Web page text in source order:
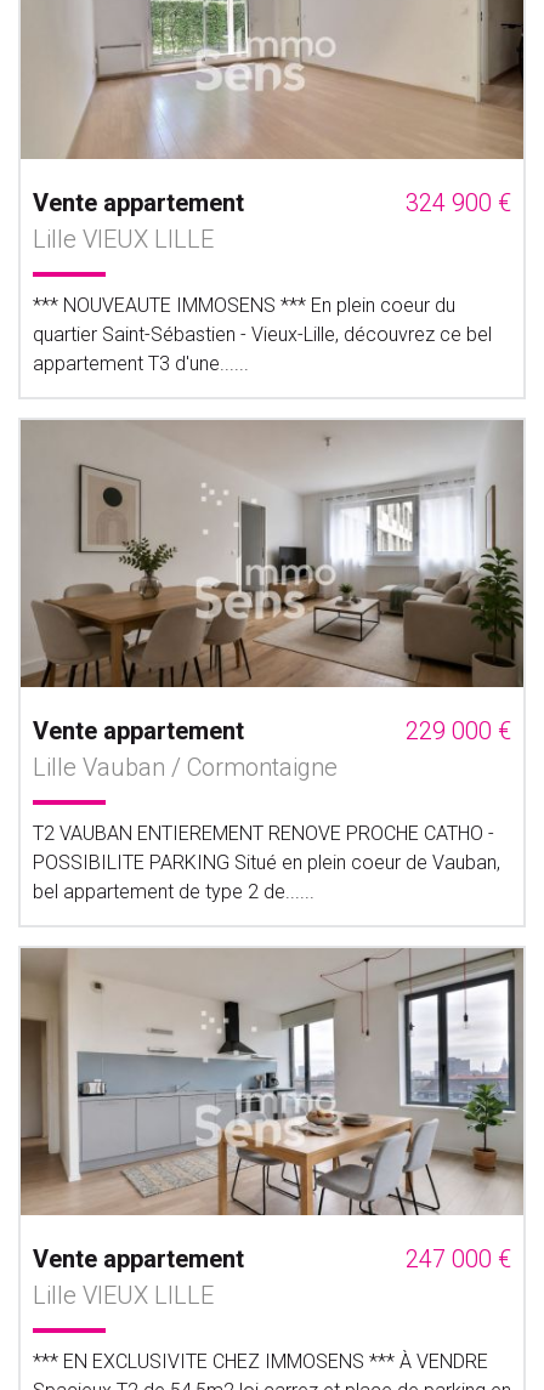
Vente appartement
324 900 €
Lille VIEUX LILLE
*** NOUVEAUTE IMMOSENS *** En plein coeur du
quartier Saint-Sébastien - Vieux-Lille, découvrez ce bel
appartement T3 d'une......
Vente appartement
229 000 €
Lille Vauban / Cormontaigne
T2 VAUBAN ENTIEREMENT RENOVE PROCHE CATHO -
POSSIBILITE PARKING Situé en plein coeur de Vauban,
bel appartement de type 2 de......
Vente appartement
247 000 €
Lille VIEUX LILLE
*** EN EXCLUSIVITE CHEZ IMMOSENS *** À VENDRE